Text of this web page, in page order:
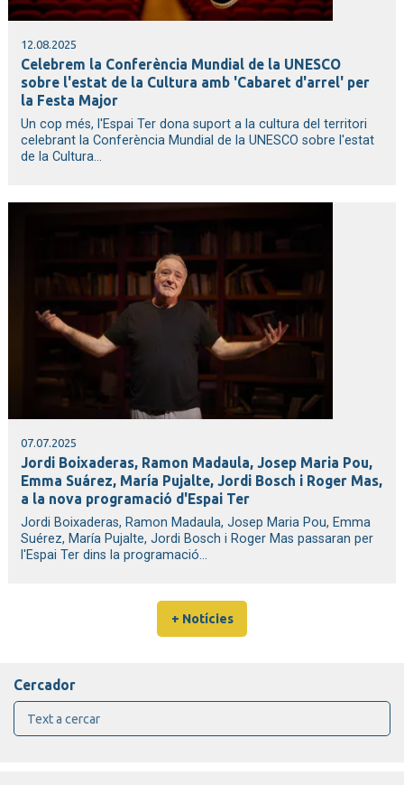
12.08.2025
Celebrem la Conferència Mundial de la UNESCO
sobre l'estat de la Cultura amb 'Cabaret d'arrel' per
la Festa Major
Un cop més, l'Espai Ter dona suport a la cultura del territori
celebrant la Conferència Mundial de la UNESCO sobre l'estat
de la Cultura...
07.07.2025
Jordi Boixaderas, Ramon Madaula, Josep Maria Pou,
Emma Suárez, María Pujalte, Jordi Bosch i Roger Mas,
a la nova programació d'Espai Ter
Jordi Boixaderas, Ramon Madaula, Josep Maria Pou, Emma
Suérez, María Pujalte, Jordi Bosch i Roger Mas passaran per
l'Espai Ter dins la programació...
+ Notícies
Cercador